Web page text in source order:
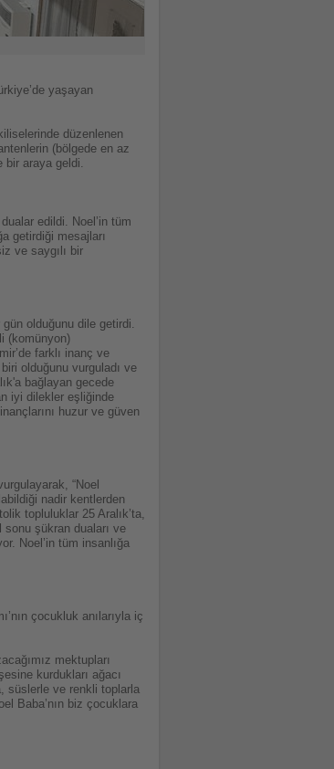
yaşayan
düzenlenen
(bölgede en az
bir araya geldi.
edildi. Noel’in tüm
getirdiği mesajları
ve saygılı bir
olduğunu dile getirdi.
(komünyon)
farklı inanç ve
olduğunu vurguladı ve
bağlayan gecede
iyi dilekler eşliğinde
huzur ve güven
“Noel
nadir kentlerden
topluluklar 25 Aralık’ta,
şükran duaları ve
Noel’in tüm insanlığa
çocukluk anılarıyla iç
mektupları
kurdukları ağacı
süslerle ve renkli toplarla
Baba’nın biz çocuklara